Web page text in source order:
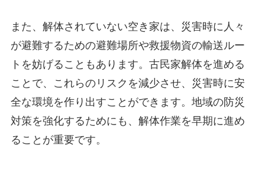
また、解体されていない空き家は、災害時に人々
が避難するための避難場所や救援物資の輸送ルー
トを妨げることもあります。古民家解体を進める
ことで、これらのリスクを減少させ、災害時に安
全な環境を作り出すことができます。地域の防災
対策を強化するためにも、解体作業を早期に進め
ることが重要です。